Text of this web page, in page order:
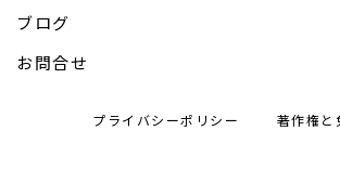
ブログ
お問合せ
プライバシーポリシー 著作権と